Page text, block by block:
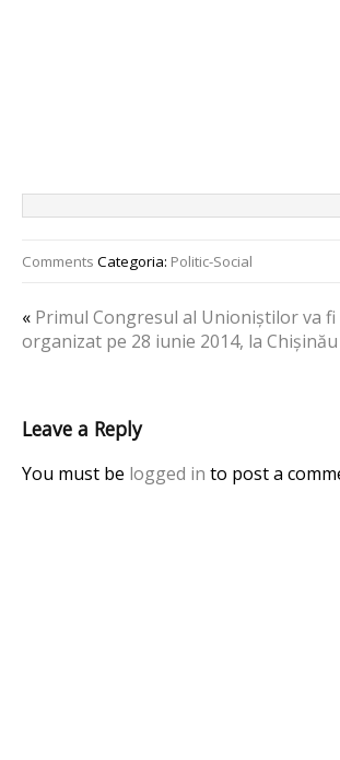
Comments Categoria: Politic-Social
« Primul Congresul al Unioniștilor va fi
organizat pe 28 iunie 2014, la Chișinău
Leave a Reply
You must be logged in to post a